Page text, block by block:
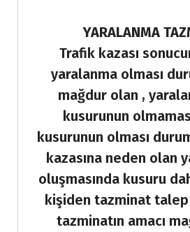
YARALANMA
Trafik kazası
yaralanma olması
mağdur olan ,
kusurunun
kusurunun olması
kazasına neden olan
oluşmasında kusuru
kişiden tazminat
tazminatın amacı